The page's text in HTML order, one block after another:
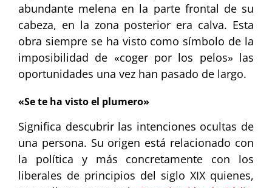
abundante melena en la parte frontal de su
cabeza, en la zona posterior era calva. Esta
obra siempre se ha visto como símbolo de la
imposibilidad de «coger por los pelos» las
oportunidades una vez han pasado de largo.
«Se te ha visto el plumero»
Significa descubrir las intenciones ocultas de
una persona. Su origen está relacionado con
la política y más concretamente con los
liberales de principios del siglo XIX quienes,